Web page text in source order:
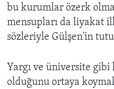
bu kurumlar özerk
mensupları da liyakat
sözleriyle Gülşen'in
Yargı ve üniversite
olduğunu ortaya